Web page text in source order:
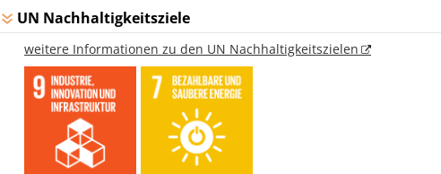
UN Nachhaltigkeitsziele
weitere Informationen zu den UN Nachhaltigkeitszielen